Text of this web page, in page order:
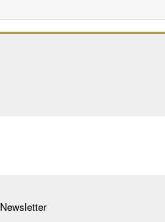
Newsletter